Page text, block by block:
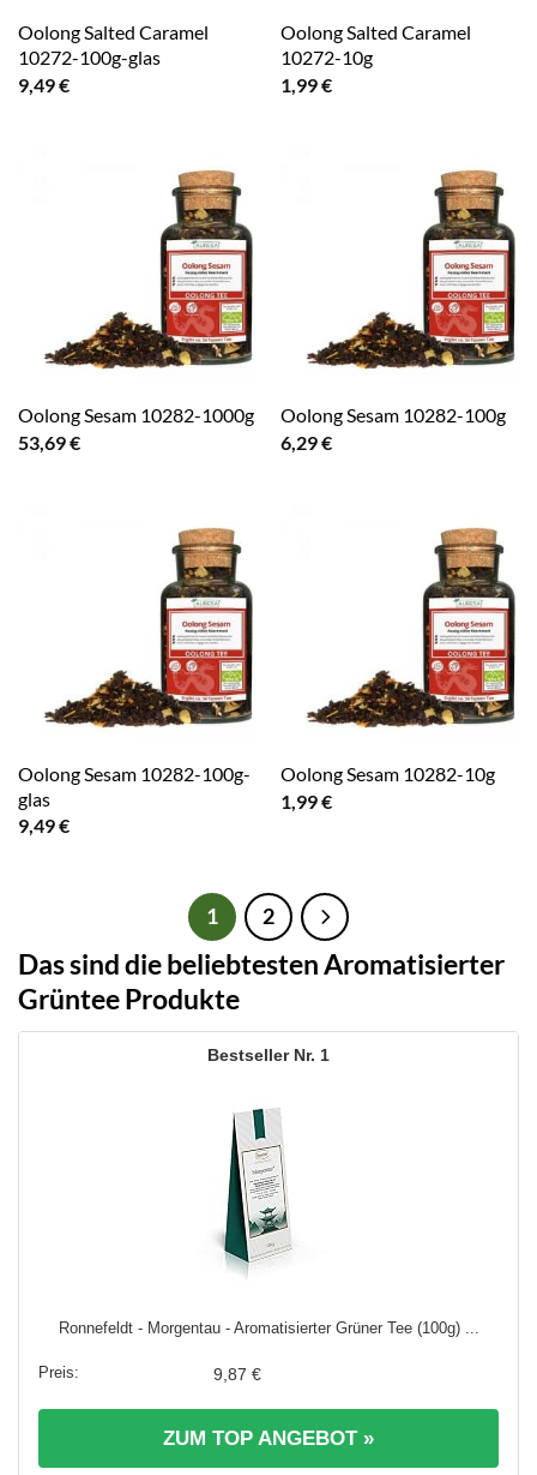
Oolong Salted Caramel
10272-100g-glas
9,49€
Oolong Salted Caramel
10272-10g
1,99€
Oolong Sesam 10282-1000g
53,69€
Oolong Sesam 10282-100g
6,29€
Oolong Sesam 10282-100g-
glas
9,49€
Oolong Sesam 10282-10g
1,99€
1 2
Das sind die beliebtesten Aromatisierter
Grüntee Produkte
1
Ronnefeldt - Morgentau - Aromatisierter Grüner Tee (100g) ...
9,87 €
ZUM TOP ANGEBOT »